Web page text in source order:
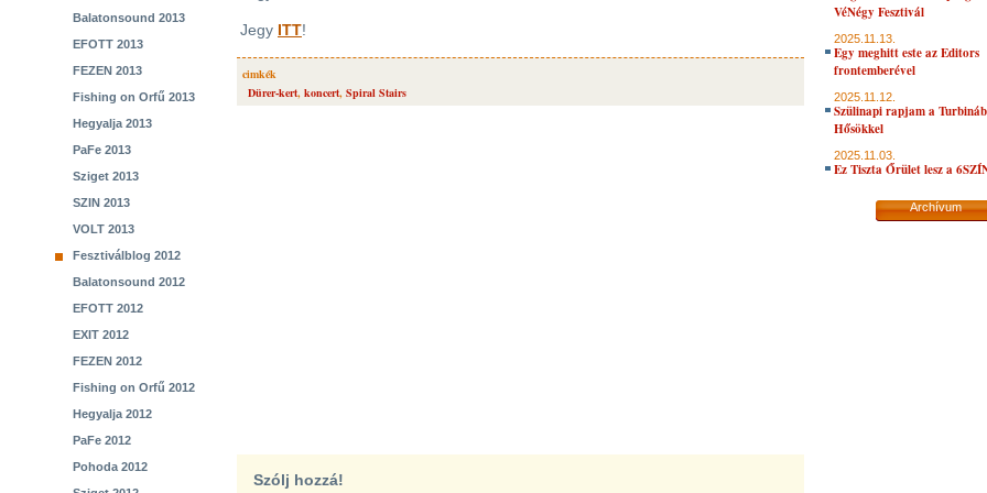
Balatonsound 2013
EFOTT 2013
FEZEN 2013
Fishing on Orfű 2013
Hegyalja 2013
PaFe 2013
Sziget 2013
SZIN 2013
VOLT 2013
Fesztiválblog 2012
Balatonsound 2012
EFOTT 2012
EXIT 2012
FEZEN 2012
Fishing on Orfű 2012
Hegyalja 2012
PaFe 2012
Pohoda 2012
Jegy ITT!
cimkék
Dürer-kert, koncert, Spiral Stairs
Szólj hozzá!
VéNégy Fesztivál
2025.11.13.
Egy meghitt este az Editors
frontemberével
2025.11.12.
Szülinapi rapjam a
Hősökkel
2025.11.03.
Ez Tiszta Őrület lesz a
Archívum